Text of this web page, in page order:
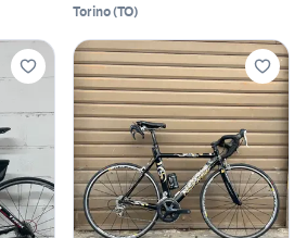
Torino(TO)